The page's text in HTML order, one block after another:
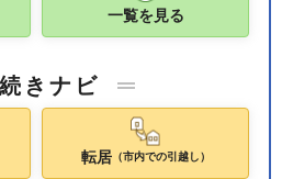
一覧を見る
きナビ
転居（市内での引越し）